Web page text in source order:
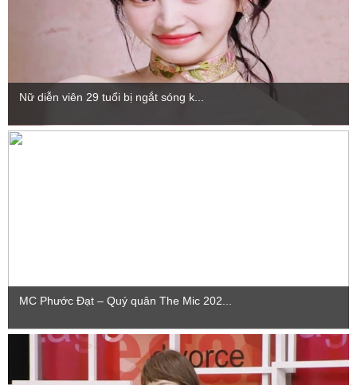
Nữ diễn viên 29 tuổi bị ngắt sóng k...
MC Phước Đạt – Quý quân The Mic 202...